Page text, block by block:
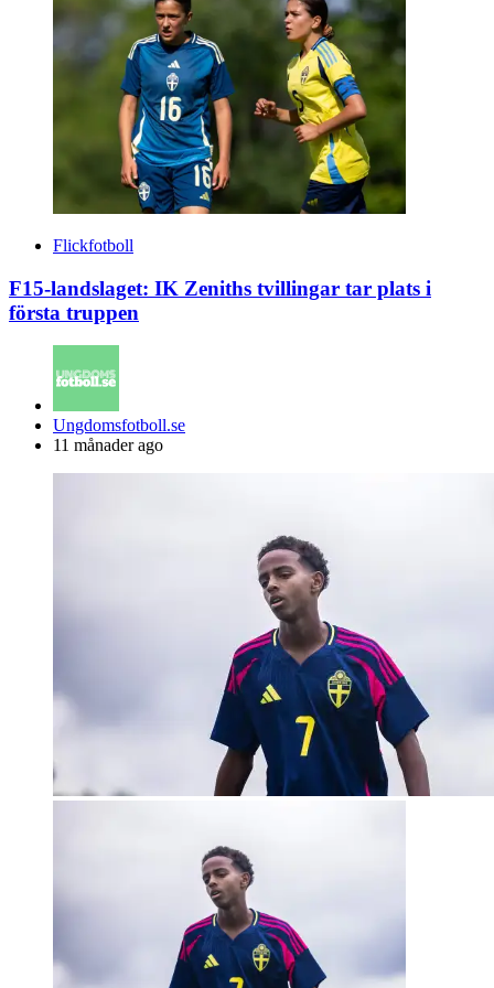
Flickfotboll
F15-landslaget: IK Zeniths tvillingar tar plats i
första truppen
Posted
by
Ungdomsfotboll.se
11 månader ago